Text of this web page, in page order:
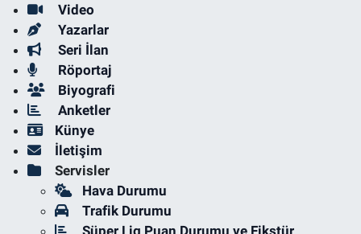
Video
Yazarlar
Seri İlan
Röportaj
Biyografi
Anketler
Künye
İletişim
Servisler
Hava Durumu
Trafik Durumu
Süper Lig Puan Durumu ve Fikstür